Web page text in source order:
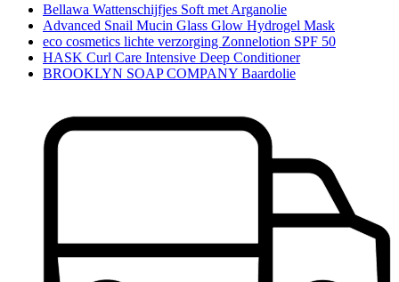
Bellawa Wattenschijfjes Soft met Arganolie
Advanced Snail Mucin Glass Glow Hydrogel Mask
eco cosmetics lichte verzorging Zonnelotion SPF 50
HASK Curl Care Intensive Deep Conditioner
BROOKLYN SOAP COMPANY Baardolie